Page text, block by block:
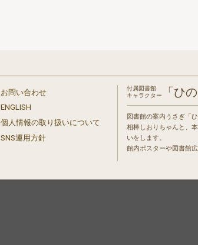
お問い合わせ
ENGLISH
個人情報の取り扱いについて
SNS運用方針
付属図書館
キャラクター
「ひ
図書館の案内うさぎ「ひ
相棒しおりちゃんと、
いをします。
館内ポスターや図書館広